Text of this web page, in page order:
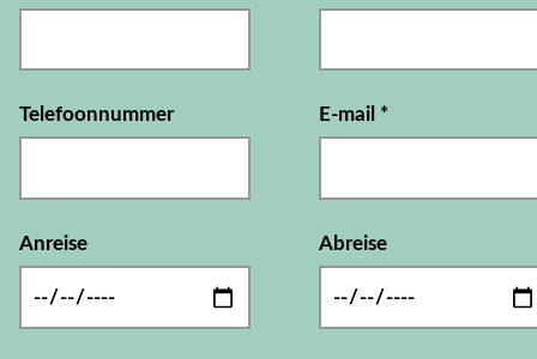
Telefoonnummer E-mail *
Anreise Abreise